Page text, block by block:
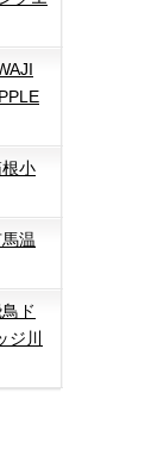
小
温
ド
ジ川